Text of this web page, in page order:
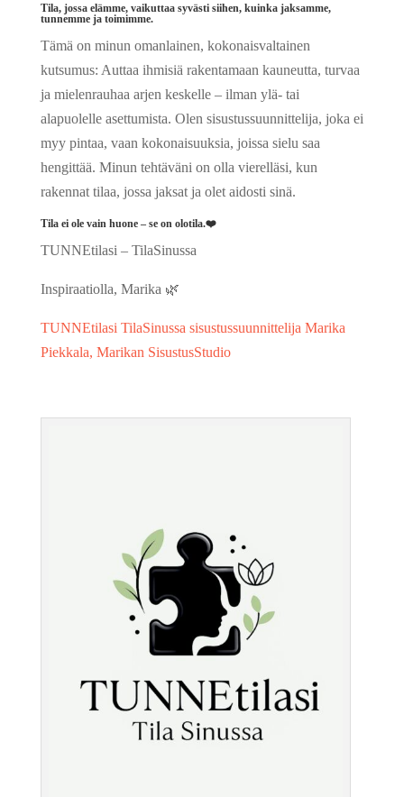
Tila, jossa elämme, vaikuttaa syvästi siihen, kuinka jaksamme,
tunnemme ja toimimme.
Tämä on minun omanlainen, kokonaisvaltainen
kutsumus: Auttaa ihmisiä rakentamaan kauneutta, turvaa
ja mielenrauhaa arjen keskelle – ilman ylä- tai
alapuolelle asettumista. Olen sisustussuunnittelija, joka ei
myy pintaa, vaan kokonaisuuksia, joissa sielu saa
hengittää. Minun tehtäväni on olla vierelläsi, kun
rakennat tilaa, jossa jaksat ja olet aidosti sinä.
Tila ei ole vain huone – se on olotila.❤️
TUNNEtilasi – TilaSinussa
Inspiraatiolla, Marika 🌿
TUNNEtilasi TilaSinussa sisustussuunnittelija Marika
Piekkala, Marikan SisustusStudio